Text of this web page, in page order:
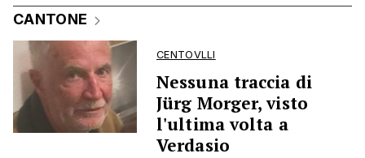
CANTONE
CENTOVLLI
Nessuna traccia di
Jürg Morger, visto
l'ultima volta a
Verdasio